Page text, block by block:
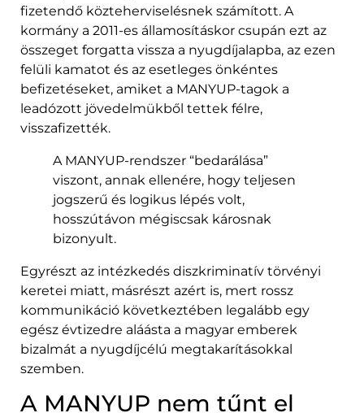
fizetendő közteherviselésnek számított. A
kormány a 2011-es államosításkor csupán ezt az
összeget forgatta vissza a nyugdíjalapba, az ezen
felüli kamatot és az esetleges önkéntes
befizetéseket, amiket a MANYUP-tagok a
leadózott jövedelmükből tettek félre,
visszafizették.
A MANYUP-rendszer “bedarálása”
viszont, annak ellenére, hogy teljesen
jogszerű és logikus lépés volt,
hosszútávon mégiscsak károsnak
bizonyult.
Egyrészt az intézkedés diszkriminatív törvényi
keretei miatt, másrészt azért is, mert rossz
kommunikáció következtében legalább egy
egész évtizedre aláásta a magyar emberek
bizalmát a nyugdíjcélú megtakarításokkal
szemben.
A MANYUP nem tűnt el